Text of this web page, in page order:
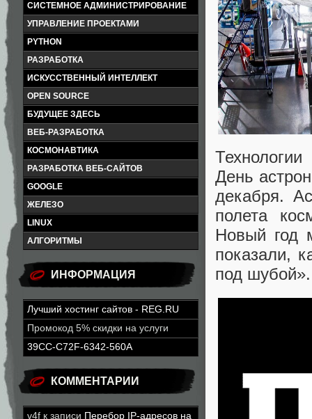
СИСТЕМНОЕ АДМИНИСТРИРОВАНИЕ
УПРАВЛЕНИЕ ПРОЕКТАМИ
PYTHON
РАЗРАБОТКА
ИСКУССТВЕННЫЙ ИНТЕЛЛЕКТ
OPEN SOURCE
БУДУЩЕЕ ЗДЕСЬ
ВЕБ-РАЗРАБОТКА
КОСМОНАВТИКА
РАЗРАБОТКА ВЕБ-САЙТОВ
GOOGLE
ЖЕЛЕЗО
LINUX
АЛГОРИТМЫ
ИНФОРМАЦИЯ
Лучший хостинг сайтов - REG.RU
Промокод 5% скидки на услуги
39CC-C72F-6342-560A
КОММЕНТАРИИ
v4f к записи Перебор IP-адресов на
День
декабря.
полета
Новый год
показали,
под шубой».